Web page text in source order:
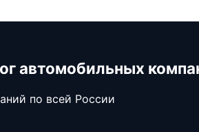
автомобильных
по всей России